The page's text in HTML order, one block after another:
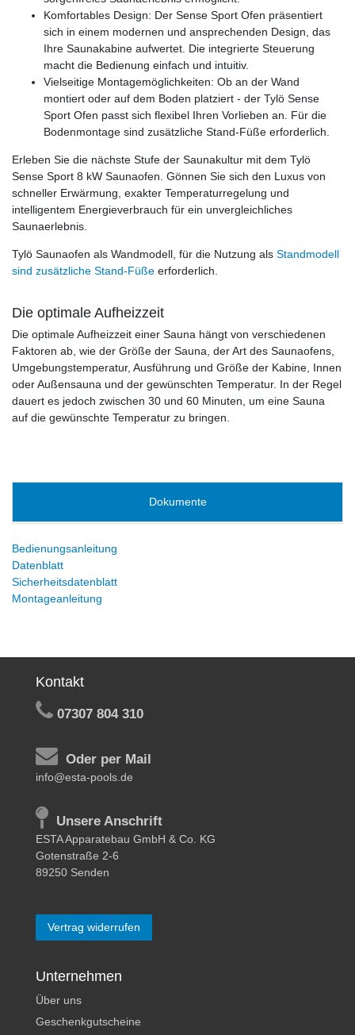
Komfortables Design: Der Sense Sport Ofen präsentiert
sich in einem modernen und ansprechenden Design, das
Ihre Saunakabine aufwertet. Die integrierte Steuerung
macht die Bedienung einfach und intuitiv.
Vielseitige Montagemöglichkeiten: Ob an der Wand
montiert oder auf dem Boden platziert - der Tylö Sense
Sport Ofen passt sich flexibel Ihren Vorlieben an. Für die
Bodenmontage sind zusätzliche Stand-Füße erforderlich.
Erleben Sie die nächste Stufe der Saunakultur mit dem Tylö
Sense Sport 8 kW Saunaofen. Gönnen Sie sich den Luxus von
schneller Erwärmung, exakter Temperaturregelung und
intelligentem Energieverbrauch für ein unvergleichliches
Saunaerlebnis.
Tylö Saunaofen als Wandmodell, für die Nutzung als Standmodell
sind zusätzliche Stand-Füße erforderlich.
Die optimale Aufheizzeit
Die optimale Aufheizzeit einer Sauna hängt von verschiedenen
Faktoren ab, wie der Größe der Sauna, der Art des Saunaofens,
Umgebungstemperatur, Ausführung und Größe der Kabine, Innen
oder Außensauna und der gewünschten Temperatur. In der Regel
dauert es jedoch zwischen 30 und 60 Minuten, um eine Sauna
auf die gewünschte Temperatur zu bringen.
Dokumente
Bedienungsanleitung
Datenblatt
Sicherheitsdatenblatt
Montageanleitung
Kontakt
07307 804 310
Oder per Mail
info@esta-pools.de
Unsere Anschrift
ESTA Apparatebau GmbH & Co. KG
Gotenstraße 2-6
89250 Senden
Vertrag widerrufen
Unternehmen
Über uns
Geschenkgutscheine